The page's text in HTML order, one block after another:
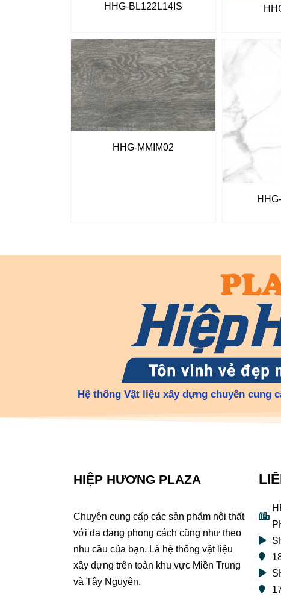
HHG-BL122L14IS
HHG-MMIM02
Hệ thống Vật liệu xây dựng chuyên cung
HIỆP HƯƠNG PLAZA
Chuyên cung cấp các sản phẩm nội thất
với đa dạng phong cách cũng như theo
nhu cầu của bạn. Là hệ thống vật liệu
xây dựng trên toàn khu vực Miền Trung
và Tây Nguyên.